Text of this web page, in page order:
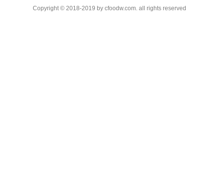
Copyright © 2018-2019 by cfoodw.com. all rights reserved